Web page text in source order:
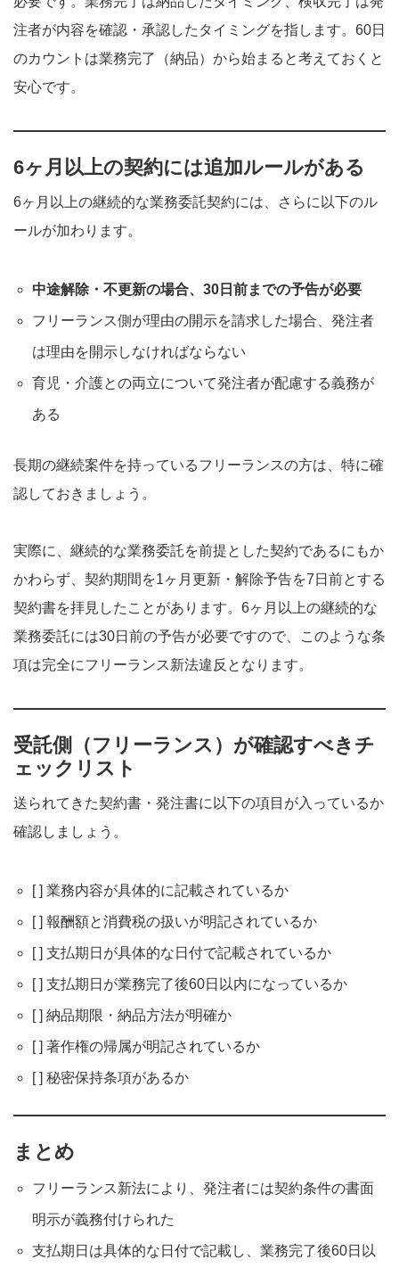
注者が内容を確認・承認したタイミングを指します。60日
のカウントは業務完了（納品）から始まると考えておくと
安心です。
6ヶ月以上の契約には追加ルールがある
6ヶ月以上の継続的な業務委託契約には、さらに以下のル
ールが加わります。
中途解除・不更新の場合、30日前までの予告が必要
フリーランス側が理由の開示を請求した場合、発注者
は理由を開示しなければならない
育児・介護との両立について発注者が配慮する義務が
ある
長期の継続案件を持っているフリーランスの方は、特に確
認しておきましょう。
実際に、継続的な業務委託を前提とした契約であるにもか
かわらず、契約期間を1ヶ月更新・解除予告を7日前とする
契約書を拝見したことがあります。6ヶ月以上の継続的な
業務委託には30日前の予告が必要ですので、このような条
項は完全にフリーランス新法違反となります。
受託側（フリーランス）が確認すべきチ
ェックリスト
送られてきた契約書・発注書に以下の項目が入っているか
確認しましょう。
[ ] 業務内容が具体的に記載されているか
[ ] 報酬額と消費税の扱いが明記されているか
[ ] 支払期日が具体的な日付で記載されているか
[ ] 支払期日が業務完了後60日以内になっているか
[ ] 納品期限・納品方法が明確か
[ ] 著作権の帰属が明記されているか
[ ] 秘密保持条項があるか
まとめ
フリーランス新法により、発注者には契約条件の書面
明示が義務付けられた
支払期日は具体的な日付で記載し、業務完了後60日以